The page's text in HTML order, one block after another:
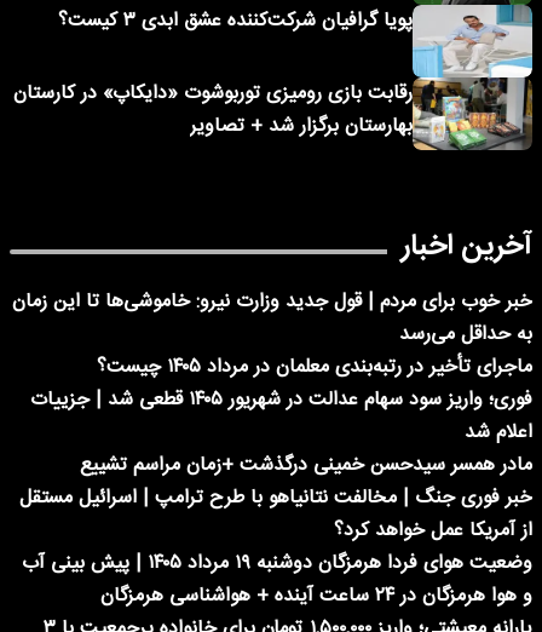
پویا گرافیان شرکت‌کننده عشق ابدی ۳ کیست؟
رقابت بازی رومیزی توربوشوت «دایکاپ» در کارستان
بهارستان برگزار شد + تصاویر
آخرین اخبار
خبر خوب برای مردم | قول جدید وزارت نیرو: خاموشی‌ها تا این زمان
به حداقل می‌رسد
ماجرای تأخیر در رتبه‌بندی معلمان در مرداد ۱۴۰۵ چیست؟
فوری؛ واریز سود سهام عدالت در شهریور ۱۴۰۵ قطعی شد | جزییات
اعلام شد
مادر همسر سیدحسن خمینی درگذشت +زمان مراسم تشییع
خبر فوری جنگ | مخالفت نتانیاهو با طرح ترامپ | اسرائیل مستقل
از آمریکا عمل خواهد کرد؟
وضعیت هوای فردا هرمزگان دوشنبه ۱۹ مرداد ۱۴۰۵ | پیش بینی آب
و هوا هرمزگان در ۲۴ ساعت آینده + هواشناسی هرمزگان